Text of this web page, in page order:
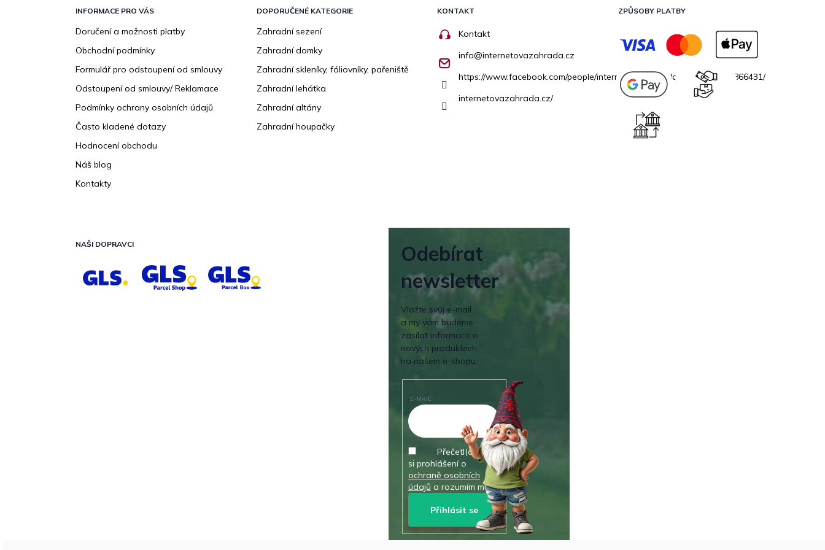
INFORMACE PRO VÁS
Doručení a možnosti platby
Obchodní podmínky
Formulář pro odstoupení od smlouvy
Odstoupení od smlouvy/ Reklamace
Podmínky ochrany osobních údajů
Často kladené dotazy
Hodnocení obchodu
Náš blog
Kontakty
DOPORUČENÉ KATEGORIE
Zahradní sezení
Zahradní domky
Zahradní skleníky, fóliovníky, pařeniště
Zahradní lehátka
Zahradní altány
Zahradní houpačky
KONTAKT
Kontakt
info@internetovazahrada.cz
https://www.facebook.com/people/internetovazahradacz/100069706866431/
internetovazahrada.cz/
ZPŮSOBY PLATBY
NAŠI DOPRAVCI
Odebírat
newsletter
Vložte svůj e-mail
a my vám budeme
zasílat informace o
nových produktech
na našem e-shopu.
E-MAIL
Přečetl(a) jsem
si prohlášení o
ochraně osobních
údajů a rozumím mu.
Přihlásit se